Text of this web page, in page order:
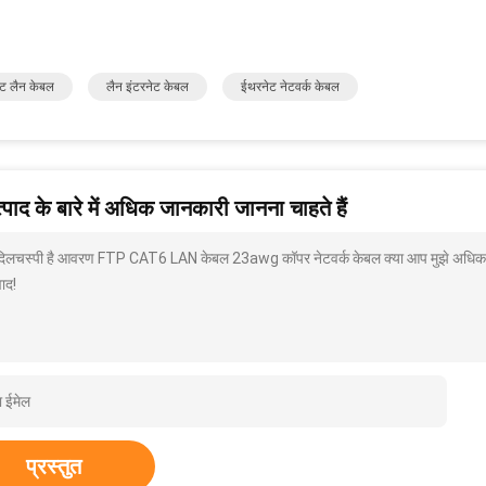
लैन केबल लैन इंटरनेट केबल ईथरनेट नेटवर्क केबल
के बारे में अधिक जानकारी जानना चाहते हैं
है आवरण FTP CAT6 LAN केबल 23awg कॉपर नेटवर्क केबल क्या आप मुझे अधिक
प्रस्तुत